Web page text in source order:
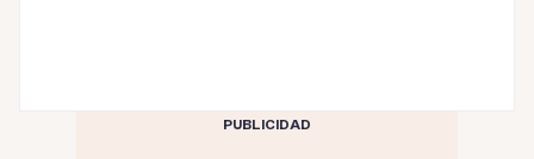
PUBLICIDAD